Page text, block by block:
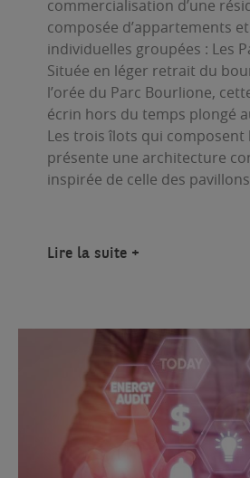
commercialisation d’une
composée d’appartements
individuelles groupées : Les
Située en léger retrait du
l’orée du Parc Bourlione,
écrin hors du temps plongé
Les trois îlots qui composent
présente une architecture
inspirée de celle des
Lire la suite